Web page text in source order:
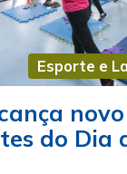
Esporte e
do Dia